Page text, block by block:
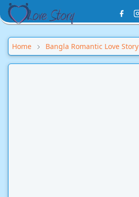
Home Bangla Romantic Love Story